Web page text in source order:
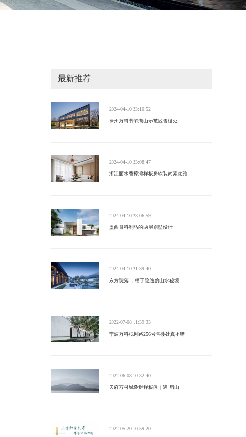
最新推荐
2024-04-10 23:10:52
徐州万科翡翠湖山示范区售楼处
2024-04-10 23:08:47
浙江丽水香樟湾样板房软装简素优雅
2024-04-10 23:06:59
墨西哥科利马的两层别墅设计
2024-04-10 21:39:40
东方院落 ，栖于隐逸的山水秘境
2022-07-08 11:39:33
宁波万科槐树路256号售楼处真不错
2022-06-08 10:32:40
天府万科城叠拼样板间｜遇 眉山
2022-05-20 10:59:20